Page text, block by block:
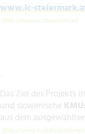
www.ic-
Das Ziel des Projekts
und slowenische
aus dem ausgewählten